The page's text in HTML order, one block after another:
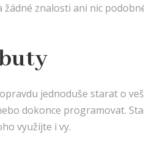
znalosti ani nic
jednoduše starat o
dokonce programovat.
využijte i vy.